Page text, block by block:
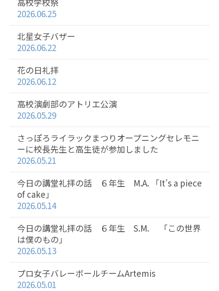
2026.06.25
北星女子バザー
2026.06.22
花の日礼拝
2026.06.12
高校演劇部のアトリエ公演
2026.05.29
さっぽろライラックまつりオープニングセレモニ
ーに校長先生と高生徒が参加しました
2026.05.21
今日の講堂礼拝の話 ６年生 M.A. 「It’s a piece
of cake」
2026.05.14
今日の講堂礼拝の話 ６年生 S.M. 「この世界
は僕のもの」
2026.05.13
プロ女子バレーボールチームArtemis
2026.05.01